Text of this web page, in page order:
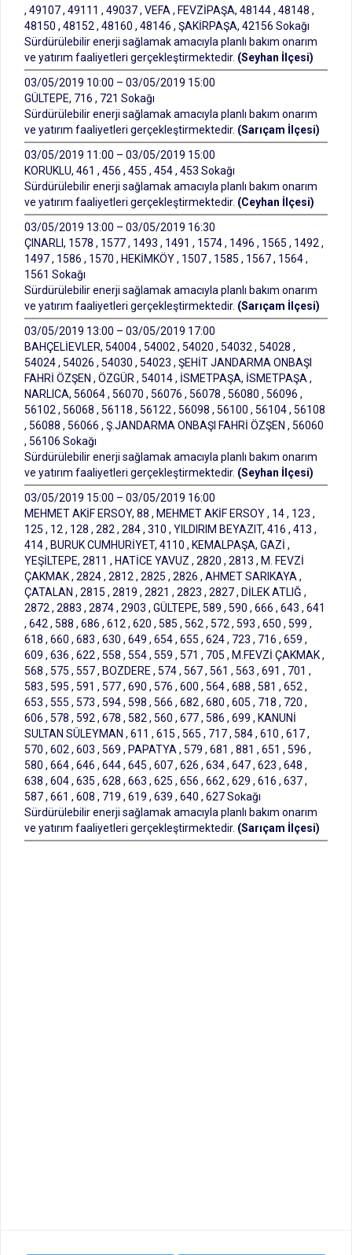
, 49107 , 49111 , 49037 , VEFA , FEVZİPAŞA, 48144 , 48148 ,
48150 , 48152 , 48160 , 48146 , ŞAKİRPAŞA, 42156 Sokağı
Sürdürülebilir enerji sağlamak amacıyla planlı bakım onarım
ve yatırım faaliyetleri gerçekleştirmektedir. (Seyhan İlçesi)
03/05/2019 10:00 – 03/05/2019 15:00
GÜLTEPE, 716 , 721 Sokağı
Sürdürülebilir enerji sağlamak amacıyla planlı bakım onarım
ve yatırım faaliyetleri gerçekleştirmektedir. (Sarıçam İlçesi)
03/05/2019 11:00 – 03/05/2019 15:00
KORUKLU, 461 , 456 , 455 , 454 , 453 Sokağı
Sürdürülebilir enerji sağlamak amacıyla planlı bakım onarım
ve yatırım faaliyetleri gerçekleştirmektedir. (Ceyhan İlçesi)
03/05/2019 13:00 – 03/05/2019 16:30
ÇINARLI, 1578 , 1577 , 1493 , 1491 , 1574 , 1496 , 1565 , 1492 ,
1497 , 1586 , 1570 , HEKİMKÖY , 1507 , 1585 , 1567 , 1564 ,
1561 Sokağı
Sürdürülebilir enerji sağlamak amacıyla planlı bakım onarım
ve yatırım faaliyetleri gerçekleştirmektedir. (Sarıçam İlçesi)
03/05/2019 13:00 – 03/05/2019 17:00
BAHÇELİEVLER, 54004 , 54002 , 54020 , 54032 , 54028 ,
54024 , 54026 , 54030 , 54023 , ŞEHİT JANDARMA ONBAŞI
FAHRİ ÖZŞEN , ÖZGÜR , 54014 , İSMETPAŞA, İSMETPAŞA ,
NARLICA, 56064 , 56070 , 56076 , 56078 , 56080 , 56096 ,
56102 , 56068 , 56118 , 56122 , 56098 , 56100 , 56104 , 56108
, 56088 , 56066 , Ş.JANDARMA ONBAŞI FAHRİ ÖZŞEN , 56060
, 56106 Sokağı
Sürdürülebilir enerji sağlamak amacıyla planlı bakım onarım
ve yatırım faaliyetleri gerçekleştirmektedir. (Seyhan İlçesi)
03/05/2019 15:00 – 03/05/2019 16:00
MEHMET AKİF ERSOY, 88 , MEHMET AKİF ERSOY , 14 , 123 ,
125 , 12 , 128 , 282 , 284 , 310 , YILDIRIM BEYAZIT, 416 , 413 ,
414 , BURUK CUMHURİYET, 4110 , KEMALPAŞA, GAZİ ,
YEŞİLTEPE, 2811 , HATİCE YAVUZ , 2820 , 2813 , M. FEVZİ
ÇAKMAK , 2824 , 2812 , 2825 , 2826 , AHMET SARIKAYA ,
ÇATALAN , 2815 , 2819 , 2821 , 2823 , 2827 , DİLEK ATLIĞ ,
2872 , 2883 , 2874 , 2903 , GÜLTEPE, 589 , 590 , 666 , 643 , 641
, 642 , 588 , 686 , 612 , 620 , 585 , 562 , 572 , 593 , 650 , 599 ,
618 , 660 , 683 , 630 , 649 , 654 , 655 , 624 , 723 , 716 , 659 ,
609 , 636 , 622 , 558 , 554 , 559 , 571 , 705 , M.FEVZİ ÇAKMAK ,
568 , 575 , 557 , BOZDERE , 574 , 567 , 561 , 563 , 691 , 701 ,
583 , 595 , 591 , 577 , 690 , 576 , 600 , 564 , 688 , 581 , 652 ,
653 , 555 , 573 , 594 , 598 , 566 , 682 , 680 , 605 , 718 , 720 ,
606 , 578 , 592 , 678 , 582 , 560 , 677 , 586 , 699 , KANUNİ
SULTAN SÜLEYMAN , 611 , 615 , 565 , 717 , 584 , 610 , 617 ,
570 , 602 , 603 , 569 , PAPATYA , 579 , 681 , 881 , 651 , 596 ,
580 , 664 , 646 , 644 , 645 , 607 , 626 , 634 , 647 , 623 , 648 ,
638 , 604 , 635 , 628 , 663 , 625 , 656 , 662 , 629 , 616 , 637 ,
587 , 661 , 608 , 719 , 619 , 639 , 640 , 627 Sokağı
Sürdürülebilir enerji sağlamak amacıyla planlı bakım onarım
ve yatırım faaliyetleri gerçekleştirmektedir. (Sarıçam İlçesi)